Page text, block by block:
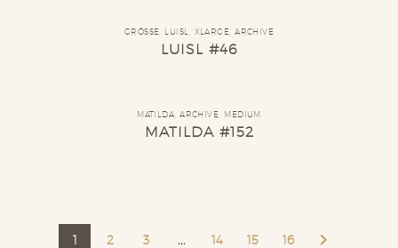
GRÖSSE LUISL XLARGE ,ARCHIVE
LUISL #46
MATILDA ,ARCHIVE MEDIUM
MATILDA #152
1 2 3 ... 14 15 16